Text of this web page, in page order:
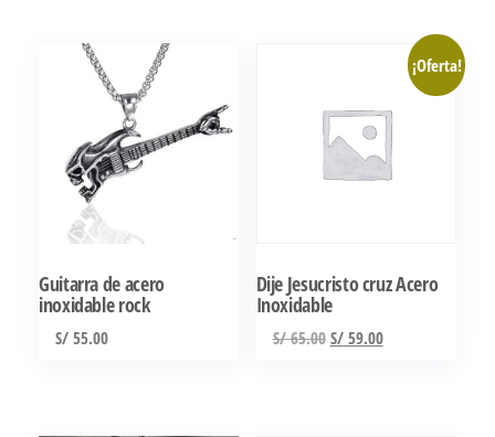
Guitarra de acero
inoxidable rock
S/55.00
¡Oferta!
Dije Jesucristo cruz Acero
Inoxidable
S/65.00 El
S/59.00El